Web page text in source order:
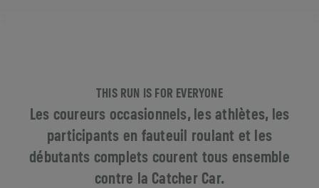
THIS RUN IS FOR EVERYONE
Les coureurs occasionnels, les athlètes, les
participants en fauteuil roulant et les
débutants complets courent tous ensemble
contre la Catcher Car.